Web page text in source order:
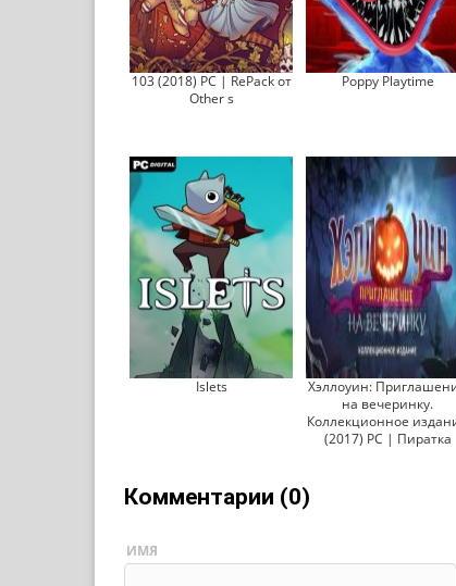
103 (2018) PC | RePack от
Other s
Poppy Playtime
Islets
Хэллоуин:
на вечеринку.
Коллекционное
(2017) PC | Пиратка
Комментарии (0)
ИМЯ